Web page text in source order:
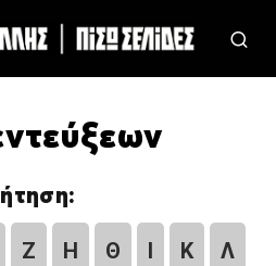
Ζ Η Θ Ι Κ Λ